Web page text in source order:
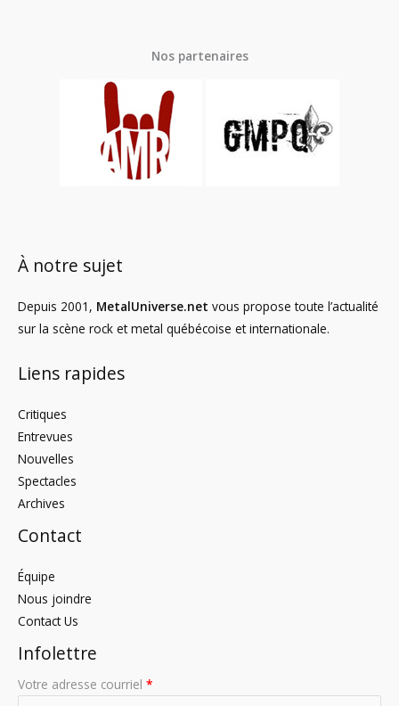
Nos partenaires
À notre sujet
Depuis 2001, MetalUniverse.net vous propose toute l’actualité
sur la scène rock et metal québécoise et internationale.
Liens rapides
Critiques
Entrevues
Nouvelles
Spectacles
Archives
Contact
Équipe
Nous joindre
Contact Us
Infolettre
Votre adresse courriel *